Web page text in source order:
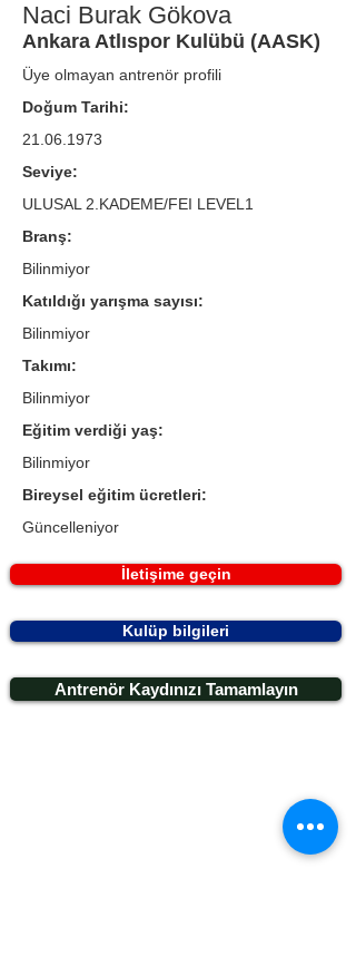
Naci Burak Gökova
Ankara Atlıspor Kulübü (AASK)
Üye olmayan antrenör profili
Doğum Tarihi:
21.06.1973
Seviye:
ULUSAL 2.KADEME/FEI LEVEL1
Branş:
Bilinmiyor
Katıldığı yarışma sayısı:
Bilinmiyor
Takımı:
Bilinmiyor
Eğitim verdiği yaş:
Bilinmiyor
Bireysel eğitim ücretleri:
Güncelleniyor
İletişime geçin
Kulüp bilgileri
Antrenör Kaydınızı Tamamlayın